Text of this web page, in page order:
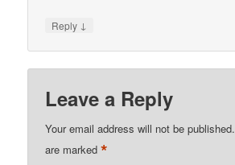
Reply ↓
Leave a Reply
Your email address will not be published.
are marked*